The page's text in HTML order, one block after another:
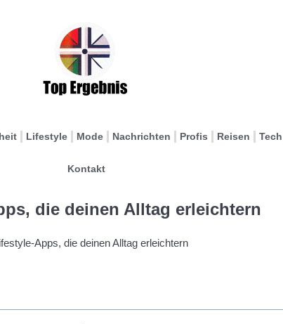
Lifestyle Mode Nachrichten Profis Reisen Tech
Kontakt
die deinen Alltag erleichtern